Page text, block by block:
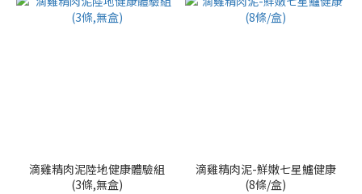
滴雞精肉泥陸地健康體驗組
(3條,無盒)
滴雞精肉泥-鮮嫩七星鱸健康
(8條/盒)